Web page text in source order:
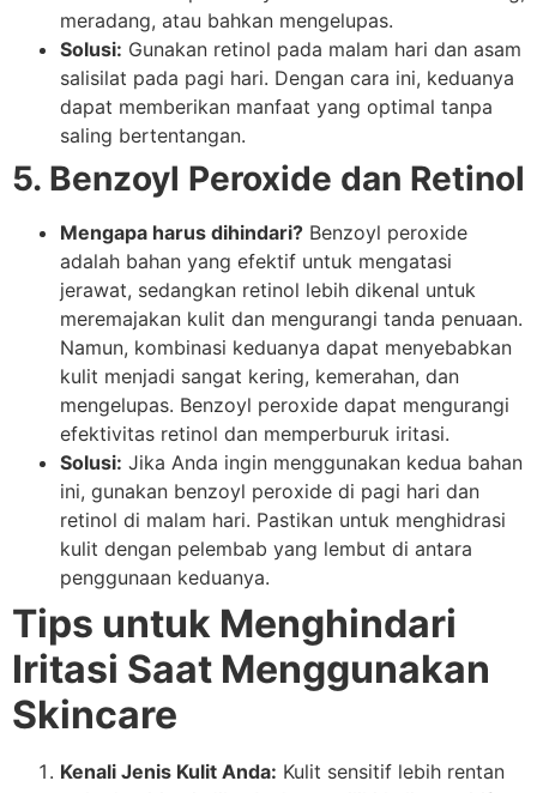
meradang, atau bahkan mengelupas.
Solusi: Gunakan retinol pada malam hari dan asam
salisilat pada pagi hari. Dengan cara ini, keduanya
dapat memberikan manfaat yang optimal tanpa
saling bertentangan.
5. Benzoyl Peroxide dan Retinol
Mengapa harus dihindari? Benzoyl peroxide
adalah bahan yang efektif untuk mengatasi
jerawat, sedangkan retinol lebih dikenal untuk
meremajakan kulit dan mengurangi tanda penuaan.
Namun, kombinasi keduanya dapat menyebabkan
kulit menjadi sangat kering, kemerahan, dan
mengelupas. Benzoyl peroxide dapat mengurangi
efektivitas retinol dan memperburuk iritasi.
Solusi: Jika Anda ingin menggunakan kedua bahan
ini, gunakan benzoyl peroxide di pagi hari dan
retinol di malam hari. Pastikan untuk menghidrasi
kulit dengan pelembab yang lembut di antara
penggunaan keduanya.
Tips untuk Menghindari
Iritasi Saat Menggunakan
Skincare
Kenali Jenis Kulit Anda: Kulit sensitif lebih rentan